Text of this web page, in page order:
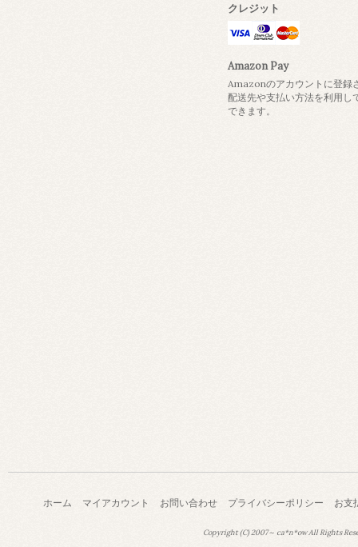
クレジット
Amazon Pay
Amazonのアカウントに登録
配送先や支払い方法を利用し
できます。
ホーム マイアカウント お問い合わせ プライバシーポリシー お支
Copyright (C) 2007～ ca*n*ow All Rights